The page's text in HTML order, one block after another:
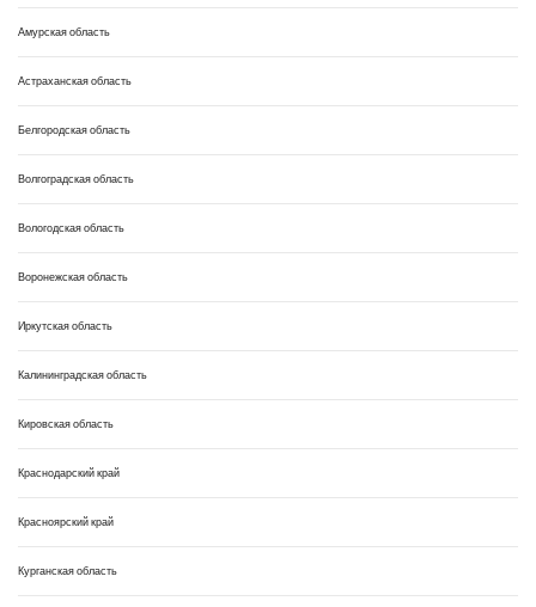
Амурская область
Астраханская область
Белгородская область
Волгоградская область
Вологодская область
Воронежская область
Иркутская область
Калининградская область
Кировская область
Краснодарский край
Красноярский край
Курганская область